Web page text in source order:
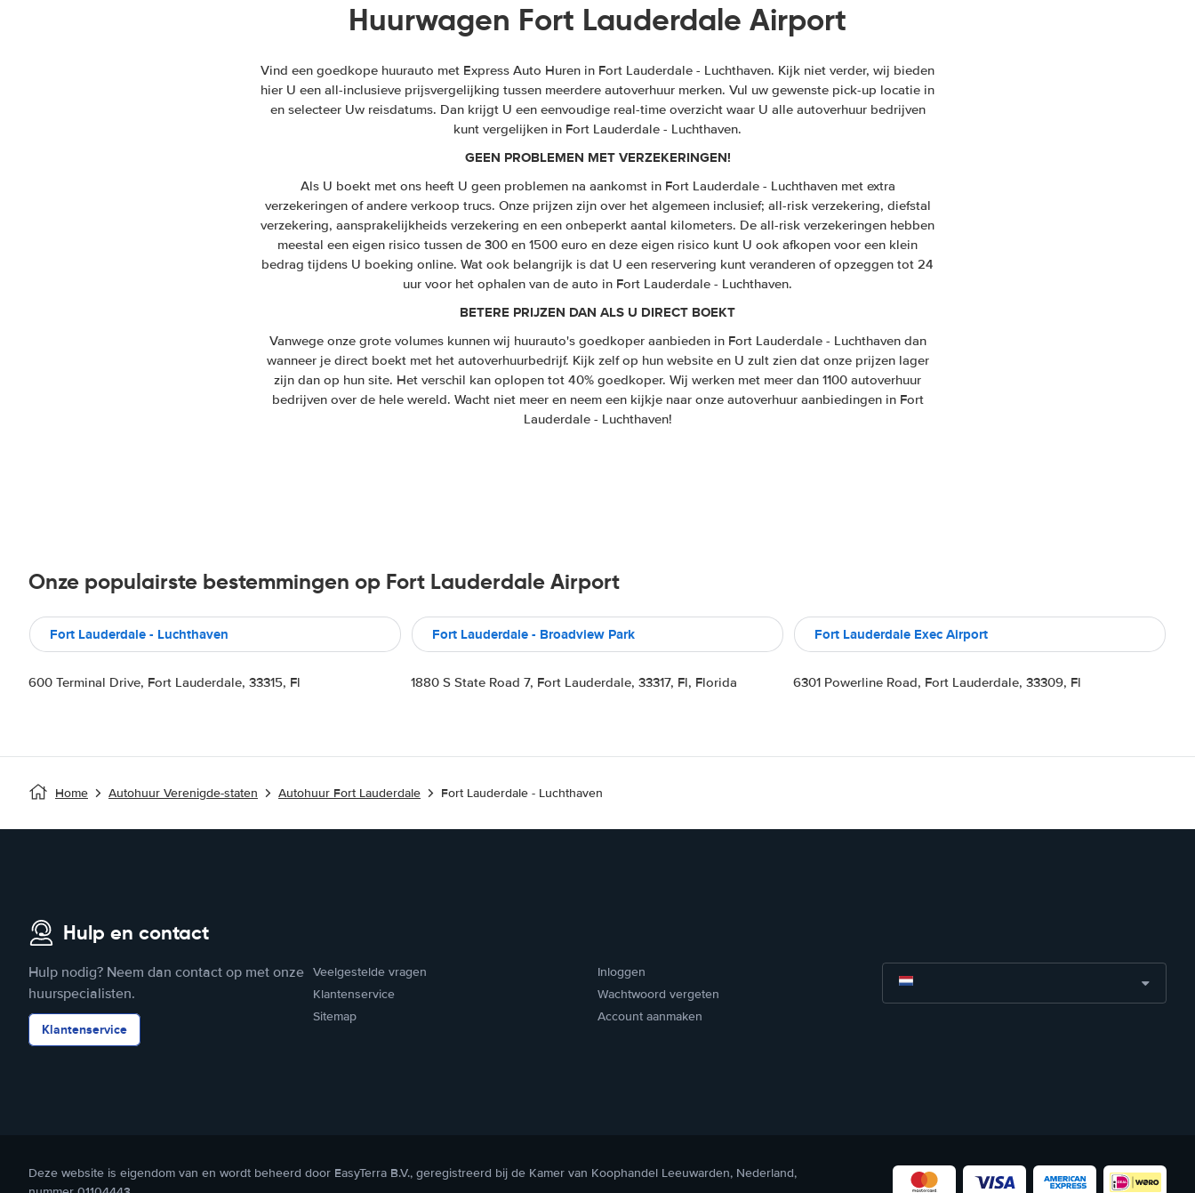
Huurwagen Fort Lauderdale Airport
Vind een goedkope huurauto met Express Auto Huren in Fort Lauderdale - Luchthaven. Kijk niet verder, wij bieden
hier U een all-inclusieve prijsvergelijking tussen meerdere autoverhuur merken. Vul uw gewenste pick-up locatie in
en selecteer Uw reisdatums. Dan krijgt U een eenvoudige real-time overzicht waar U alle autoverhuur bedrijven
kunt vergelijken in Fort Lauderdale - Luchthaven.
GEEN PROBLEMEN MET VERZEKERINGEN!
Als U boekt met ons heeft U geen problemen na aankomst in Fort Lauderdale - Luchthaven met extra
verzekeringen of andere verkoop trucs. Onze prijzen zijn over het algemeen inclusief; all-risk verzekering, diefstal
verzekering, aansprakelijkheids verzekering en een onbeperkt aantal kilometers. De all-risk verzekeringen hebben
meestal een eigen risico tussen de 300 en 1500 euro en deze eigen risico kunt U ook afkopen voor een klein
bedrag tijdens U boeking online. Wat ook belangrijk is dat U een reservering kunt veranderen of opzeggen tot 24
uur voor het ophalen van de auto in Fort Lauderdale - Luchthaven.
BETERE PRIJZEN DAN ALS U DIRECT BOEKT
Vanwege onze grote volumes kunnen wij huurauto's goedkoper aanbieden in Fort Lauderdale - Luchthaven dan
wanneer je direct boekt met het autoverhuurbedrijf. Kijk zelf op hun website en U zult zien dat onze prijzen lager
zijn dan op hun site. Het verschil kan oplopen tot 40% goedkoper. Wij werken met meer dan 1100 autoverhuur
bedrijven over de hele wereld. Wacht niet meer en neem een kijkje naar onze autoverhuur aanbiedingen in Fort
Lauderdale - Luchthaven!
Onze populairste bestemmingen op Fort Lauderdale Airport
Fort Lauderdale - Luchthaven
600 Terminal Drive, Fort Lauderdale, 33315, Fl
Fort Lauderdale - Broadview Park
1880 S State Road 7, Fort Lauderdale, 33317, Fl, Florida
Fort Lauderdale Exec Airport
6301 Powerline Road, Fort Lauderdale, 33309, Fl
Home Autohuur Verenigde-staten Autohuur Fort Lauderdale Fort Lauderdale - Luchthaven
Hulp en contact
Hulp nodig? Neem dan contact op met onze
huurspecialisten.
Klantenservice
Veelgestelde vragen
Klantenservice
Sitemap
Inloggen
Wachtwoord vergeten
Account aanmaken
Deze website is eigendom van en wordt beheerd door EasyTerra B.V., geregistreerd bij de Kamer van Koophandel Leeuwarden, Nederland,